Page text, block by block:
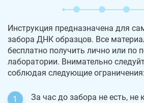
Инструкция предназначена для
забора ДНК образцов. Все
бесплатно получить лично или по
лаборатории. Внимательно
соблюдая следующие ограничения:
За час до забора не есть, не